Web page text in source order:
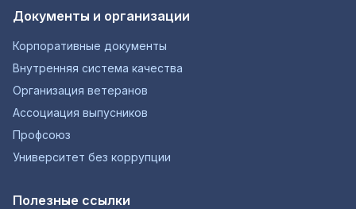
Документы и организации
Корпоративные документы
Внутренняя система качества
Организация ветеранов
Ассоциация выпусников
Профсоюз
Университет без коррупции
Полезные ссылки